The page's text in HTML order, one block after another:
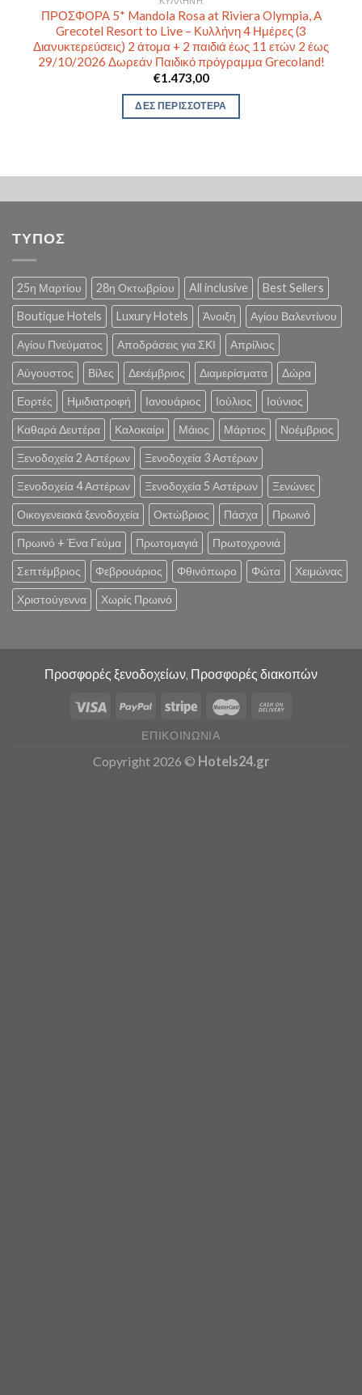
ΠΡΟΣΦΟΡΑ 5* Mandola Rosa at Riviera Olympia, A
Grecotel Resort to Live – Κυλλήνη 4 Ημέρες (3
Διανυκτερεύσεις) 2 άτομα + 2 παιδιά έως 11 ετών 2 έως
29/10/2026 Δωρεάν Παιδικό πρόγραμμα Grecoland!
€1.473,00
ΔΕΣ ΠΕΡΙΣΣΟΤΕΡΑ
ΤΥΠΟΣ
25η Μαρτίου 28η Οκτωβρίου All inclusive Best Sellers
Boutique Hotels Luxury Hotels Άνοιξη Αγίου Βαλεντίνου
Αγίου Πνεύματος Αποδράσεις για ΣΚΙ Απρίλιος
Αύγουστος Βίλες Δεκέμβριος Διαμερίσματα Δώρα
Εορτές Ημιδιατροφή Ιανουάριος Ιούλιος Ιούνιος
Καθαρά Δευτέρα Καλοκαίρι Μάιος Μάρτιος Νοέμβριος
Ξενοδοχεία 2 Αστέρων Ξενοδοχεία 3 Αστέρων
Ξενοδοχεία 4 Αστέρων Ξενοδοχεία 5 Αστέρων Ξενώνες
Οικογενειακά ξενοδοχεία Οκτώβριος Πάσχα Πρωινό
Πρωινό + Ένα Γεύμα Πρωτομαγιά Πρωτοχρονιά
Σεπτέμβριος Φεβρουάριος Φθινόπωρο Φώτα Χειμώνας
Χριστούγεννα Χωρίς Πρωινό
Προσφορές ξενοδοχείων, Προσφορές διακοπών
ΕΠΙΚΟΙΝΩΝΊΑ
Copyright 2026 © Hotels24.gr